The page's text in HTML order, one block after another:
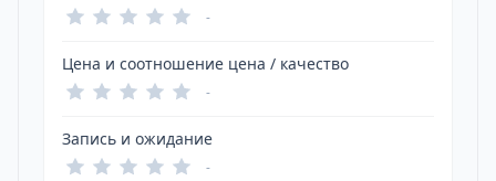
-
Цена и соотношение цена / качество
-
Запись и ожидание
-